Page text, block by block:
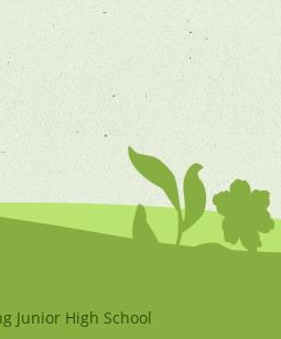
Junior High School